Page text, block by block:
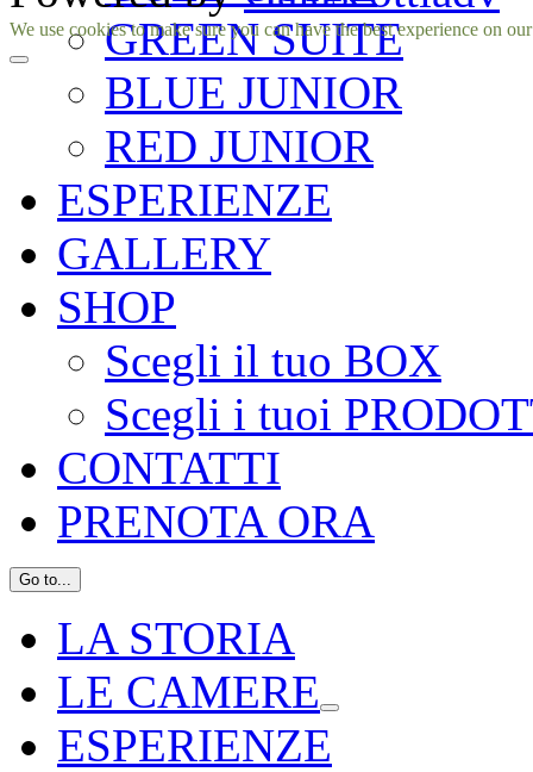
GREEN SUITE
BLUE JUNIOR
RED JUNIOR
ESPERIENZE
GALLERY
SHOP
Scegli il tuo BOX
Scegli i tuoi
CONTATTI
PRENOTA ORA
Go to...
LA STORIA
LE CAMERE
ESPERIENZE
Facebook
Instagram
We use cookies to make sure you can have the best experience on